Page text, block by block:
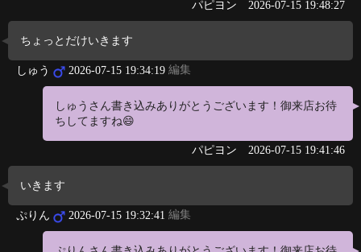
パピヨン 2026-07-15 19:48:27
ちょっとだけいきます
しゅう 2026-07-15 19:34:19 編集
しゅうさん書き込みありがとうございます！御来店お待
ちしてますね😄
パピヨン 2026-07-15 19:41:46
いきます
ぷりん 2026-07-15 19:32:41 編集